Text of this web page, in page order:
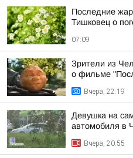
Последние
Тишковец о
07:09
Зрители из
о фильме
Вчера, 22:19
Девушка на
автомобиля в
Вчера, 20:55